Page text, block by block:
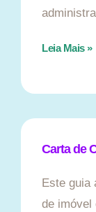
Leia Mais »
Carta de
Este guia
de imóvel